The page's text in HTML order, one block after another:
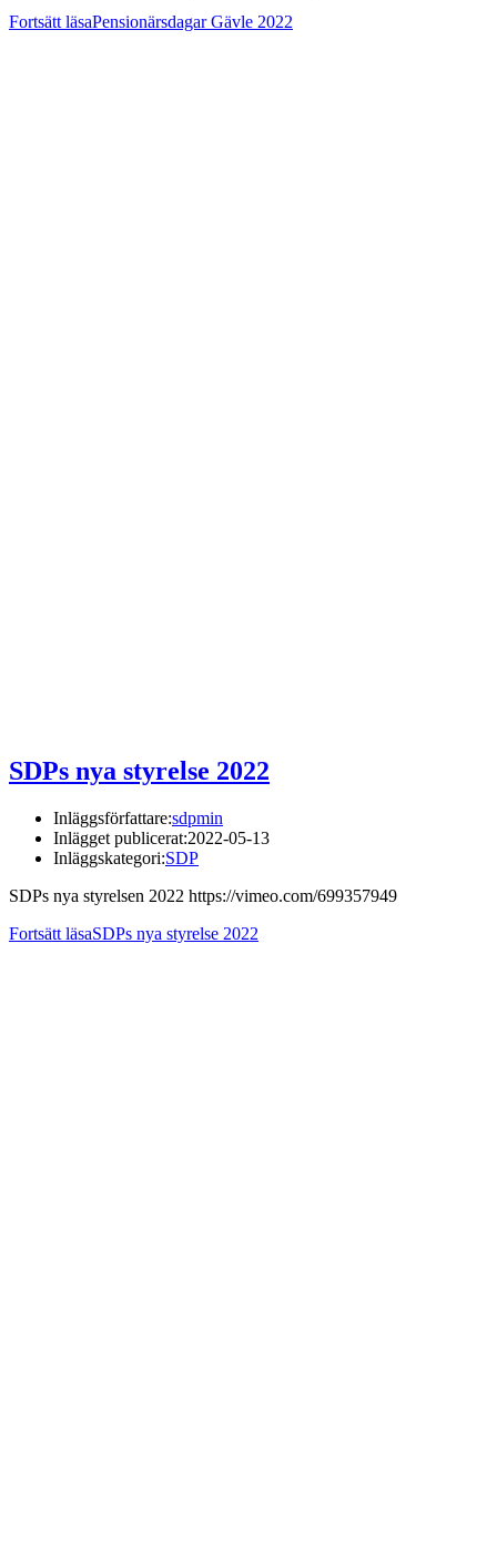
Fortsätt läsaPensionärsdagar Gävle 2022
SDPs nya styrelse 2022
Inläggsförfattare:sdpmin
Inlägget publicerat:2022-05-13
Inläggskategori:SDP
SDPs nya styrelsen 2022 https://vimeo.com/699357949
Fortsätt läsaSDPs nya styrelse 2022